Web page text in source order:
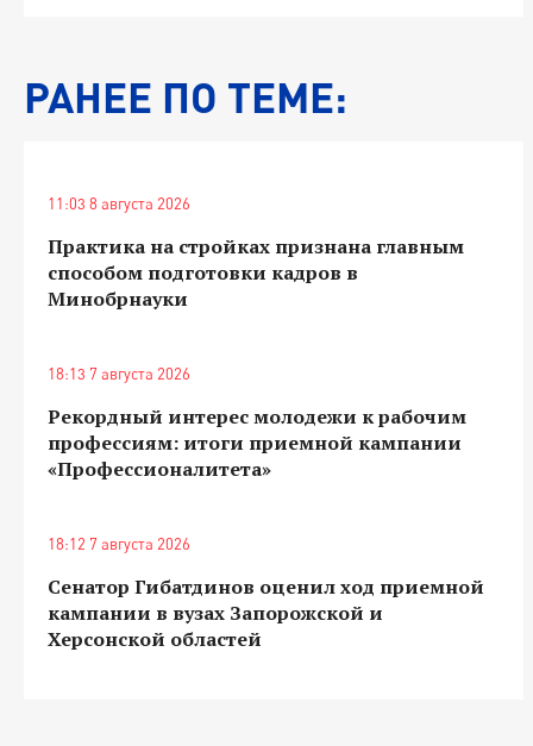
РАНЕЕ ПО ТЕМЕ:
11:03 8 августа 2026
Практика на стройках признана главным
способом подготовки кадров в
Минобрнауки
18:13 7 августа 2026
Рекордный интерес молодежи к рабочим
профессиям: итоги приемной кампании
«Профессионалитета»
18:12 7 августа 2026
Сенатор Гибатдинов оценил ход приемной
кампании в вузах Запорожской и
Херсонской областей